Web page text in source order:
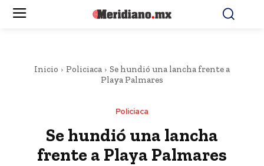
Inicio Policiaca
Se hundió una lancha frente a
Playa Palmares
Policiaca
Se hundió una lancha
frente a Playa Palmares